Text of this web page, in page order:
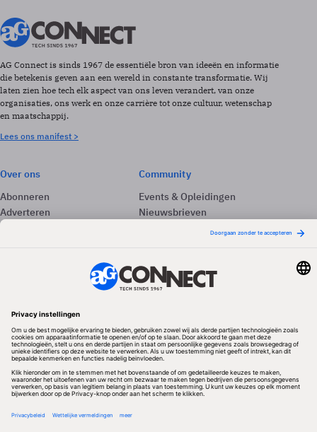
AG Connect is sinds 1967 de essentiële bron van ideeën en informatie
die betekenis geven aan een wereld in constante transformatie. Wij
laten zien hoe tech elk aspect van ons leven verandert, van onze
organisaties, ons werk en onze carrière tot onze cultuur, wetenschap
en maatschappij.
Lees ons manifest >
Over ons
Abonneren
Adverteren
Community
Events & Opleidingen
Nieuwsbrieven
Redactionele partner